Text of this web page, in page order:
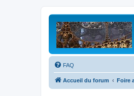
FAQ
Accueil du forum Foire